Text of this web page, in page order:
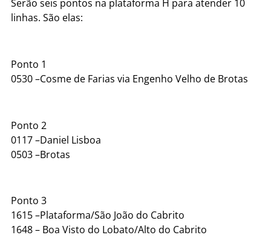
Serão seis pontos na plataforma H para atender 10
linhas. São elas:
Ponto 1
0530 –Cosme de Farias via Engenho Velho de Brotas
Ponto 2
0117 –Daniel Lisboa
0503 –Brotas
Ponto 3
1615 –Plataforma/São João do Cabrito
1648 – Boa Visto do Lobato/Alto do Cabrito